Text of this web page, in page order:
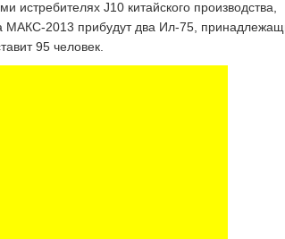
J10 китайского производства,
МАКС-2013 прибудут два Ил-75,
95 человек.